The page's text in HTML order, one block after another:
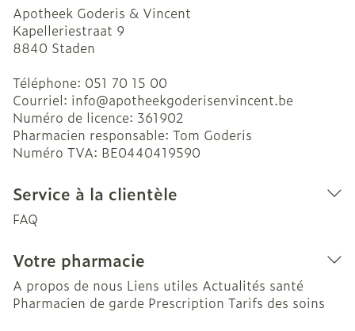
Apotheek Goderis & Vincent
Kapelleriestraat 9
8840 Staden
Téléphone: 051 70 15 00
Courriel: info@apotheekgoderisenvincent.be
Numéro de licence: 361902
Pharmacien responsable: Tom Goderis
Numéro TVA: BE0440419590
Service à la clientèle
FAQ
Votre pharmacie
A propos de nous Liens utiles Actualités santé
Pharmacien de garde Prescription Tarifs des soins